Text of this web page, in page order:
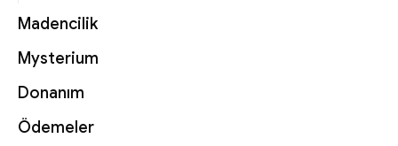
Madencilik
Mysterium
Donanım
Ödemeler